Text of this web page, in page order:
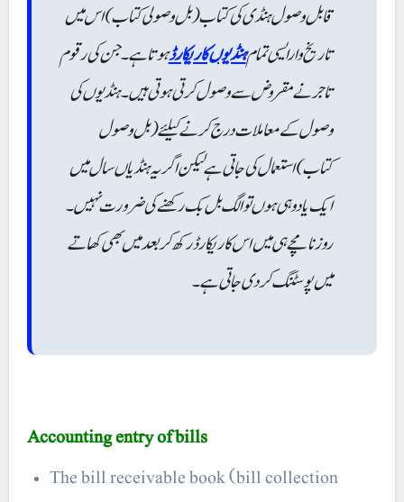
قابل وصول ہنڈی کی کتاب (بل وصولی کتاب)اس میں
تاریخ وارایسی تمامہنڈیوں کاریکارڈہوتا ہے۔ جن کی رقوم
تاجر نے مقروض سے وصول کرتی ہوتی ہیں ۔ ہنڈیوں کی
وصول کے معاملات درج کرنے کیلئے ( بل وصول
کتاب)استعمال کی جاتی ہے لیکن اگر یہ ہنڈیاں سال میں
ایک یا دوہی ہوں تو الگ بل بک رکھنے کی ضرورت نہیں۔
روز نامچے ہی میں اس کا ریکارڈ رکھ کر بعد میں بھی کھاتے
میں پوسٹنگ کر دی جاتی ہے۔
Accounting entry of bills
The bill receivable book (bill collection